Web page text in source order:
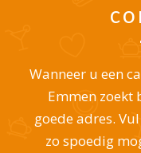
Wanneer u een
Emmen zoekt
goede adres.
zo spoedig